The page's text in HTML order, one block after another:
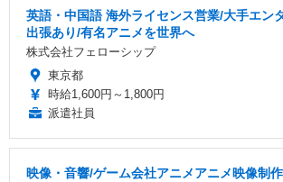
英語・中国語 海外ライセンス営業/大手エン
出張あり/有名アニメを世界へ
株式会社フェローシップ
東京都
時給1,600円～1,800円
派遣社員
映像・音響/ゲーム会社アニメアニメ映像制